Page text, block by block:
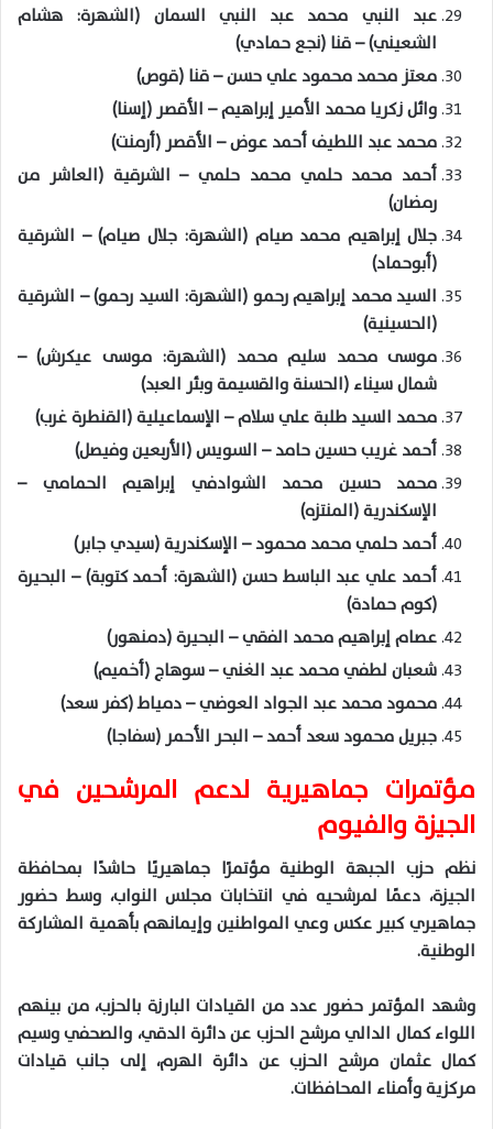
عبد النبي محمد عبد النبي السمان (الشهرة: هشام
الشعيني) – قنا (نجع حمادي)
معتز محمد محمود علي حسن – قنا (قوص)
وائل زكريا محمد الأمير إبراهيم – الأقصر (إسنا)
محمد عبد اللطيف أحمد عوض – الأقصر (أرمنت)
أحمد محمد حلمي محمد حلمي – الشرقية (العاشر من
رمضان)
جلال إبراهيم محمد صيام (الشهرة: جلال صيام) – الشرقية
(أبوحماد)
السيد محمد إبراهيم رحمو (الشهرة: السيد رحمو) – الشرقية
(الحسينية)
موسى محمد سليم محمد (الشهرة: موسى عيكرش) –
شمال سيناء (الحسنة والقسيمة وبئر العبد)
محمد السيد طلبة علي سلام – الإسماعيلية (القنطرة غرب)
أحمد غريب حسين حامد – السويس (الأربعين وفيصل)
محمد حسين محمد الشوادفي إبراهيم الحمامي –
الإسكندرية (المنتزه)
أحمد حلمي محمد محمود – الإسكندرية (سيدي جابر)
أحمد علي عبد الباسط حسن (الشهرة: أحمد كتوبة) – البحيرة
(كوم حمادة)
عصام إبراهيم محمد الفقي – البحيرة (دمنهور)
شعبان لطفي محمد عبد الغني – سوهاج (أخميم)
محمود محمد عبد الجواد العوضي – دمياط (كفر سعد)
جبريل محمود سعد أحمد – البحر الأحمر (سفاجا)
مؤتمرات جماهيرية لدعم المرشحين في
الجيزة والفيوم
نظم حزب الجبهة الوطنية مؤتمرًا جماهيريًا حاشدًا بمحافظة
الجيزة، دعمًا لمرشحيه في انتخابات مجلس النواب، وسط حضور
جماهيري كبير عكس وعي المواطنين وإيمانهم بأهمية المشاركة
الوطنية.
وشهد المؤتمر حضور عدد من القيادات البارزة بالحزب، من بينهم
اللواء كمال الدالي مرشح الحزب عن دائرة الدقي، والصحفي وسيم
كمال عثمان مرشح الحزب عن دائرة الهرم، إلى جانب قيادات
مركزية وأمناء المحافظات.